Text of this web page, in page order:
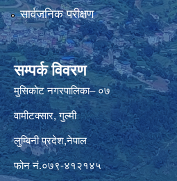
सार्वजनिक परीक्षण
सम्पर्क विवरण
मुसिकोट नगरपालिका– ०७
वामीटक्सार, गुल्मी
लुम्बिनी प्रदेश,नेपाल
फोन नं.०७९-४१२१४५